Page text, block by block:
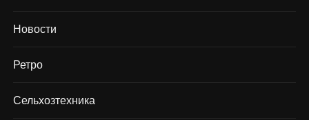
Новости
Ретро
Сельхозтехника